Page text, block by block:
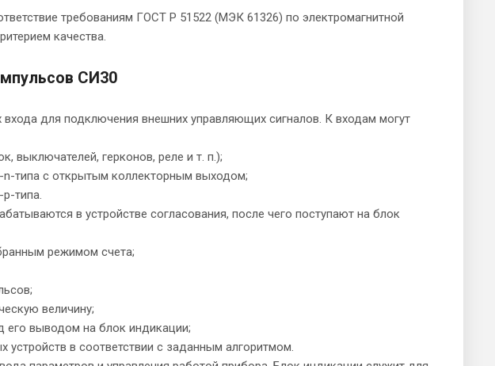
требованиям ГОСТ Р 51522 (МЭК 61326) по электромагнитной
качества.
СИ30
для подключения внешних управляющих сигналов. К входам могут
выключателей, герконов, реле и т. п.);
типа с открытым коллекторным выходом;
типа.
в устройстве согласования, после чего поступают на блок
режимом счета;
величину;
его выводом на блок индикации;
в соответствии с заданным алгоритмом.